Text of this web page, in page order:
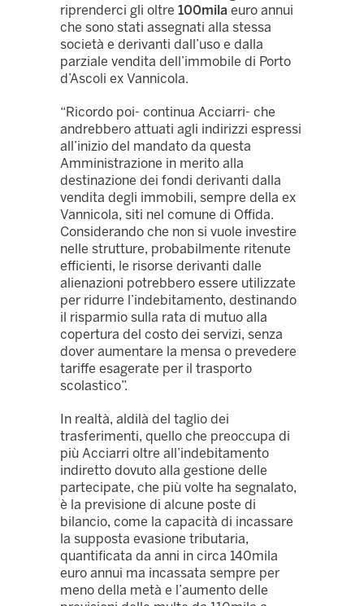
riprenderci gli oltre 100mila euro annui
che sono stati assegnati alla stessa
società e derivanti dall’uso e dalla
parziale vendita dell’immobile di Porto
d’Ascoli ex Vannicola.
“Ricordo poi- continua Acciarri- che
andrebbero attuati agli indirizzi espressi
all’inizio del mandato da questa
Amministrazione in merito alla
destinazione dei fondi derivanti dalla
vendita degli immobili, sempre della ex
Vannicola, siti nel comune di Offida.
Considerando che non si vuole investire
nelle strutture, probabilmente ritenute
efficienti, le risorse derivanti dalle
alienazioni potrebbero essere utilizzate
per ridurre l’indebitamento, destinando
il risparmio sulla rata di mutuo alla
copertura del costo dei servizi, senza
dover aumentare la mensa o prevedere
tariffe esagerate per il trasporto
scolastico”.
In realtà, aldilà del taglio dei
trasferimenti, quello che preoccupa di
più Acciarri oltre all’indebitamento
indiretto dovuto alla gestione delle
partecipate, che più volte ha segnalato,
è la previsione di alcune poste di
bilancio, come la capacità di incassare
la supposta evasione tributaria,
quantificata da anni in circa 140mila
euro annui ma incassata sempre per
meno della metà e l’aumento delle